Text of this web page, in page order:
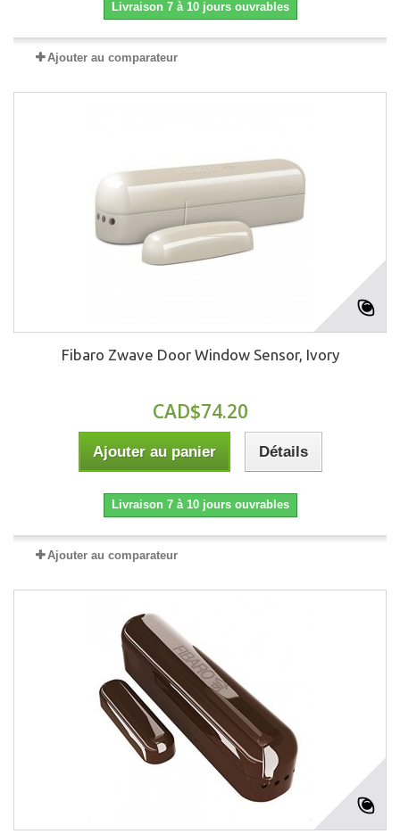
Livraison 7 à 10 jours ouvrables
Ajouter au comparateur
Fibaro Zwave Door Window Sensor, Ivory
CAD$74.20
Ajouter au panier Détails
Livraison 7 à 10 jours ouvrables
Ajouter au comparateur